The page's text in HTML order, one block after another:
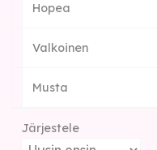
Hopea
Valkoinen
Musta
Järjestele